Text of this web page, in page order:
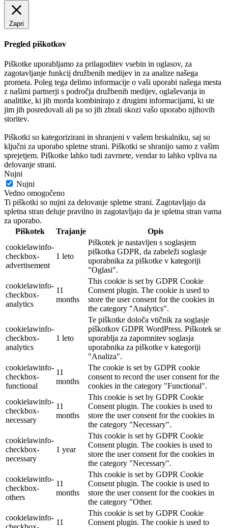
Zapri
Pregled piškotkov
Piškotke uporabljamo za prilagoditev vsebin in oglasov, za
zagotavljanje funkcij družbenih medijev in za analize našega
prometa. Poleg tega delimo informacije o vaši uporabi našega mesta
z našimi partnerji s področja družbenih medijev, oglaševanja in
analitike, ki jih morda kombinirajo z drugimi informacijami, ki ste
jim jih posredovali ali pa so jih zbrali skozi vašo uporabo njihovih
storitev.
Piškotki so kategorizirani in shranjeni v vašem brskalniku, saj so
ključni za uporabo spletne strani. Piškotki se shranijo samo z vašim
sprejetjem. Piškotke lahko tudi zavrnete, vendar to lahko vpliva na
delovanje strani.
Nujni
Nujni
Vedno omogočeno
Ti piškotki so nujni za delovanje spletne strani. Zagotavljajo da
spletna stran deluje pravilno in zagotavljajo da je spletna stran varna
za uporabo.
Piškotek
Trajanje
Opis
cookielawinfo-
checkbox-
advertisement
1 leto
Piškotek je nastavljen s soglasjem
piškotka GDPR, da zabeleži soglasje
uporabnika za piškotke v kategoriji
"Oglasi".
cookielawinfo-
checkbox-
analytics
11
months
This cookie is set by GDPR Cookie
Consent plugin. The cookie is used to
store the user consent for the cookies in
the category "Analytics".
cookielawinfo-
checkbox-
analytics
1 leto
Te piškotke določa vtičnik za soglasje
piškotkov GDPR WordPress. Piškotek se
uporablja za zapomnitev soglasja
uporabnika za piškotke v kategoriji
"Analiza".
cookielawinfo-
checkbox-
functional
11
months
The cookie is set by GDPR cookie
consent to record the user consent for the
cookies in the category "Functional".
cookielawinfo-
checkbox-
necessary
11
months
This cookie is set by GDPR Cookie
Consent plugin. The cookies is used to
store the user consent for the cookies in
the category "Necessary".
cookielawinfo-
checkbox-
necessary
1 year
This cookie is set by GDPR Cookie
Consent plugin. The cookies is used to
store the user consent for the cookies in
the category "Necessary".
cookielawinfo-
checkbox-
others
11
months
This cookie is set by GDPR Cookie
Consent plugin. The cookie is used to
store the user consent for the cookies in
the category "Other.
cookielawinfo-
11
This cookie is set by GDPR Cookie
Consent plugin. The cookie is used to